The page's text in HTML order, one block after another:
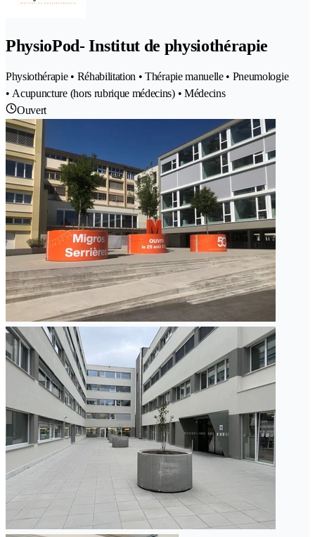
PhysioPod- Institut de physiothérapie
Physiothérapie • Réhabilitation • Thérapie manuelle • Pneumologie
• Acupuncture (hors rubrique médecins) • Médecins
Ouvert